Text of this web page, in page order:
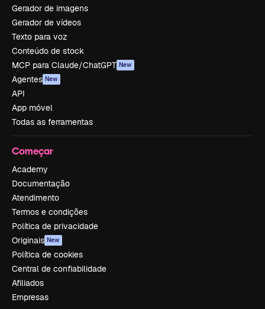
Gerador de imagens
Gerador de vídeos
Texto para voz
Conteúdo de stock
MCP para Claude/ChatGPT New
Agentes New
API
App móvel
Todas as ferramentas
Começar
Academy
Documentação
Atendimento
Termos e condições
Política de privacidade
Originais New
Política de cookies
Central de confiabilidade
Afiliados
Empresas